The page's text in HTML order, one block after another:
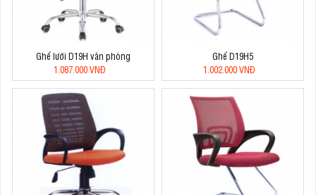
Ghế lưới D19H văn phòng
1.087.000 VNĐ
Ghế D19H5
1.002.000 VNĐ